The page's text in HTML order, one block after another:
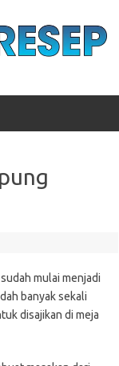
mulai menjadi
banyak sekali
disajikan di meja